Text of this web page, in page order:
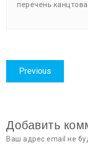
перечень
Навигация
по
Previous
post:
Добавить
Ваш адрес email не